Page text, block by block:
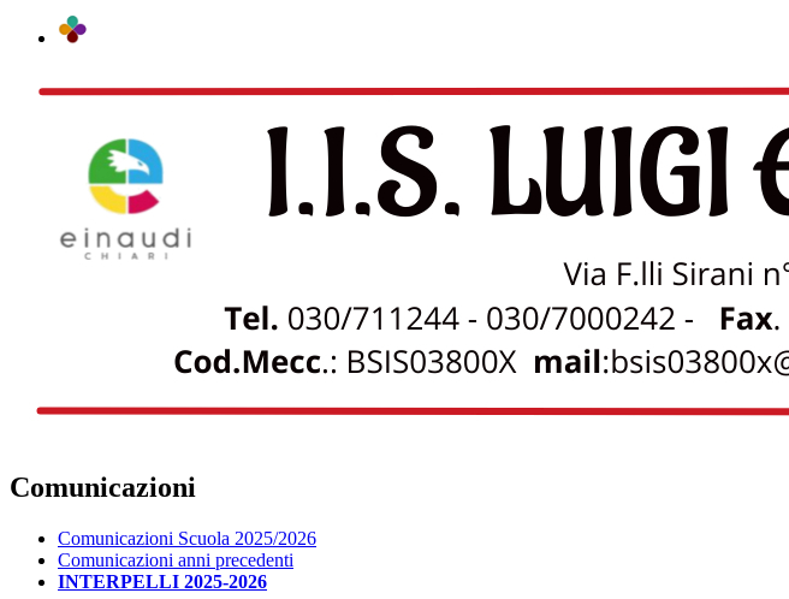
Comunicazioni
Comunicazioni Scuola 2025/2026
Comunicazioni anni precedenti
INTERPELLI 2025-2026